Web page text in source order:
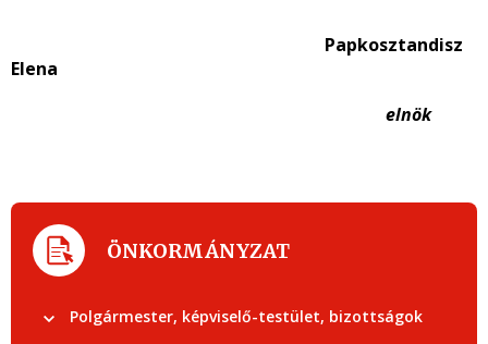
Papkosztandisz
Elena
elnök
ÖNKORMÁNYZAT
Polgármester, képviselő-testület, bizottságok